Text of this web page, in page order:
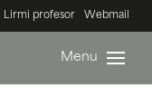
Lirmi profesor Webmail
Menu